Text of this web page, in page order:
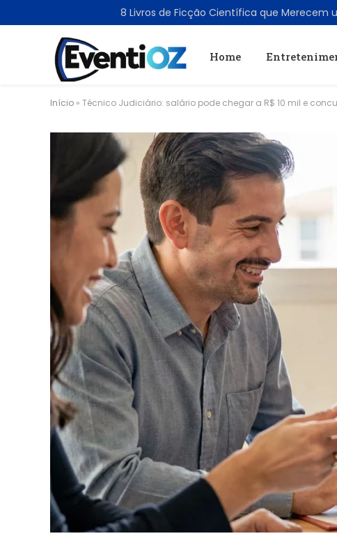
Home
Início » Técnico Judiciário: salário pode chegar a R$ 10 mil e